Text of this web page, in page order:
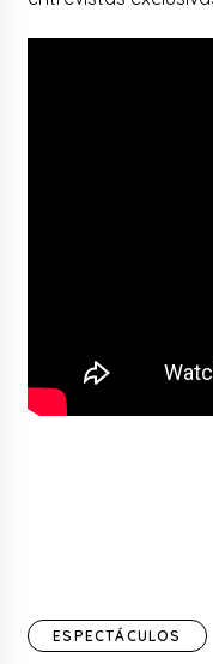
ESPECTÁCULOS